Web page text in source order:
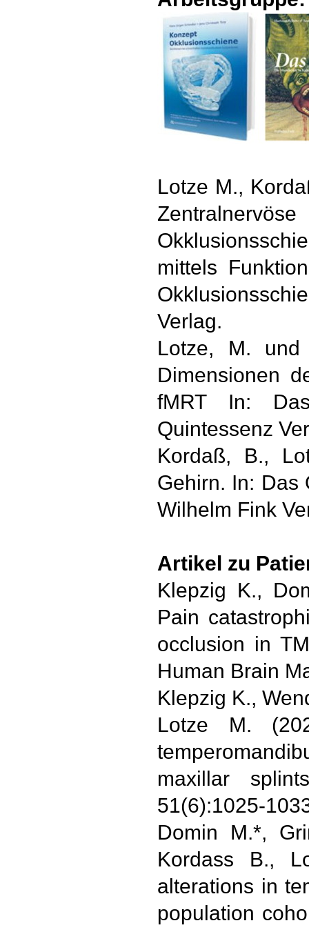
Lotze M.,
mittels
Verlag.
Lotze, M. und
Dimensionen
fMRT In:
Quintessenz
Kordaß, B.,
Gehirn. In: Das
Wilhelm Fink
Artikel zu
Klepzig K.,
Pain
occlusion in
Human Brain
Klepzig K.,
Lotze M.
maxillar
51(6):1025-
Domin M.*,
Kordass B.,
alterations in
population